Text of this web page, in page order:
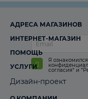
Я
согласия“ и
АДРЕСА МАГАЗИНОВ
ИНТЕРНЕТ-МАГАЗИН
ПОМОЩЬ
УСЛУГИ
Дизайн-проект